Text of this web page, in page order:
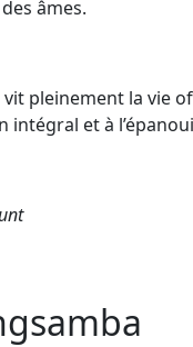
âmes.
pleinement la vie
intégral et à